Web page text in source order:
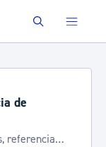
Buscar